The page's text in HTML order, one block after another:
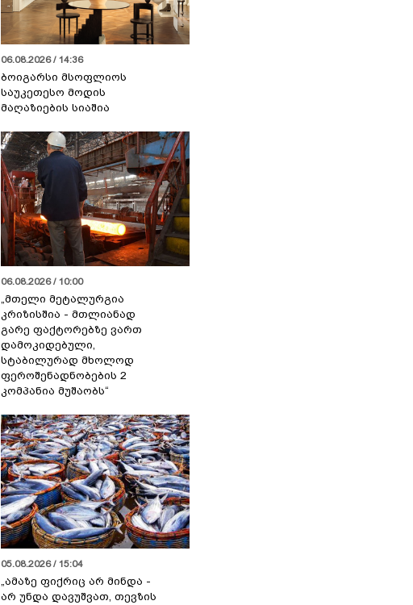
06.08.2026 / 14:36
ბოიგარსი მსოფლიოს
საუკეთესო მოდის
მაღაზიების სიაშია
06.08.2026 / 10:00
„მთელი მეტალურგია
კრიზისშია - მთლიანად
გარე ფაქტორებზე ვართ
დამოკიდებული,
სტაბილურად მხოლოდ
ფეროშენადნობების 2
კომპანია მუშაობს“
05.08.2026 / 15:04
„ამაზე ფიქრიც არ მინდა -
არ უნდა დავუშვათ, თევზის